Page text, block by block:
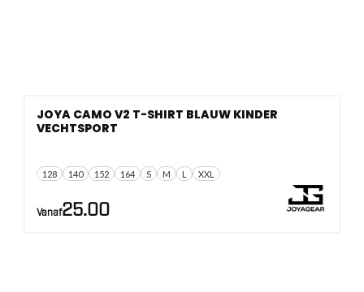
128 140 152 164 S M L XXL
JOYA CAMO V2 T-SHIRT BLAUW KINDER
VECHTSPORT
Vanaf25.00